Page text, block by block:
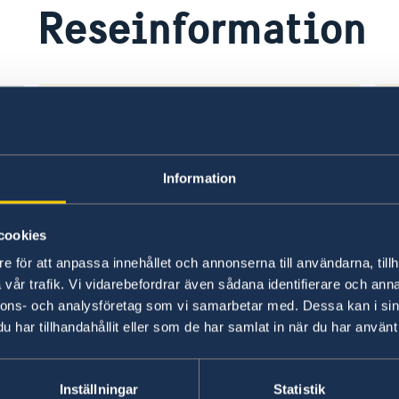
Information
för att anpassa innehållet och annonserna till användarna,
trafik. Vi vidarebefordrar även sådana identifierare och
och analysföretag som vi samarbetar med. Dessa kan i
har tillhandahållit eller som de har samlat in när du har
Inställningar Statistik
Reseinformation
Ambassadens reseinformation innehåller
landspecifik information och aktuella
händelser som kan påverka dig som är i
landet.
Ambassadens reseinformation –
Grekland
Ladda ner appen UD Resklar
X